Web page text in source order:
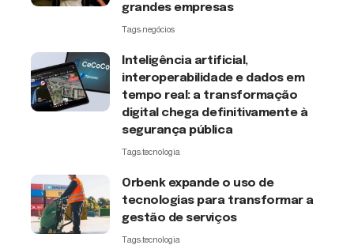
grandes empresas
Tags:negócios
Inteligência artificial,
interoperabilidade e dados em
tempo real: a transformação
digital chega definitivamente à
segurança pública
Tags:tecnologia
Orbenk expande o uso de
tecnologias para transformar a
gestão de serviços
Tags:tecnologia